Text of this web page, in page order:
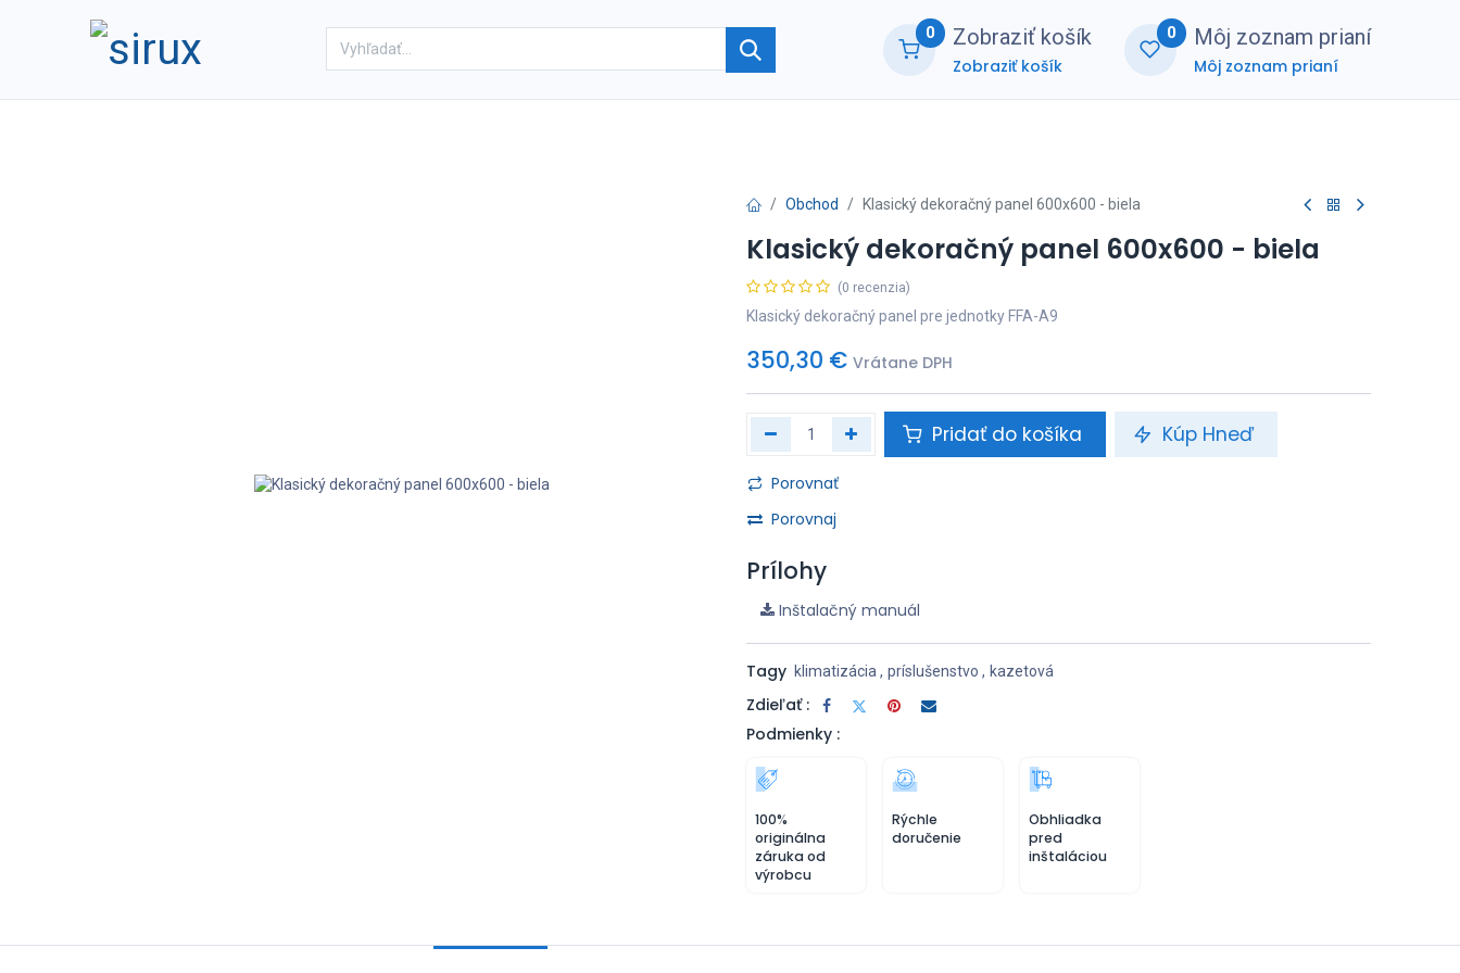
0 Zobraziť košík
Zobraziť košík
0 Môj zoznam prianí
Môj zoznam prianí
Obchod Klasický dekoračný panel 600x600 - biela
Klasický dekoračný panel 600x600 - biela
(0 recenzia)
Klasický dekoračný panel pre jednotky FFA-A9
350,30 € Vrátane DPH
Pridať do košíka Kúp Hneď
Porovnať
Porovnaj
Prílohy
Inštalačný manuál
Tagy klimatizácia , príslušenstvo , kazetová
Zdieľať :
Podmienky :
100%
originálna
záruka od
výrobcu
Rýchle
doručenie
Obhliadka
pred
inštaláciou